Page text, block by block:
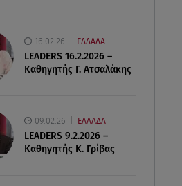
16.02.26 ΕΛΛΑΔΑ
LEADERS 16.2.2026 –
Καθηγητής Γ. Ατσαλάκης
09.02.26 ΕΛΛΑΔΑ
LEADERS 9.2.2026 –
Καθηγητής Κ. Γρίβας